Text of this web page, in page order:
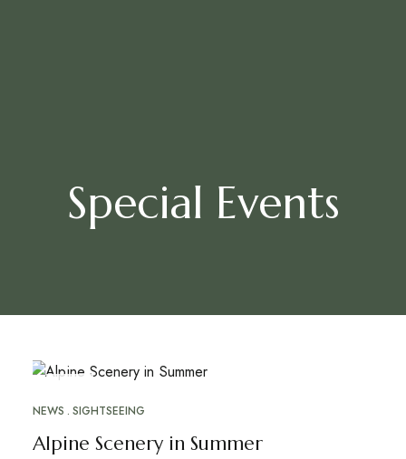
Special Events
16
NEWS SIGHTSEEING
Alpine Scenery in Summer